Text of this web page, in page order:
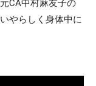
CA中村麻友子の
やらしく身体中に